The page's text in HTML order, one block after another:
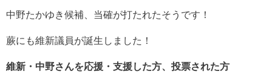
中野たかゆき候補、当確が打たれたそうです！
蕨にも維新議員が誕生しました！
維新・中野さんを応援・支援した方、投票された方